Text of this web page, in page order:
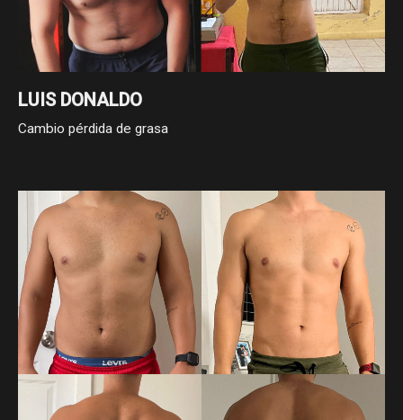
LUIS DONALDO
Cambio pérdida de grasa